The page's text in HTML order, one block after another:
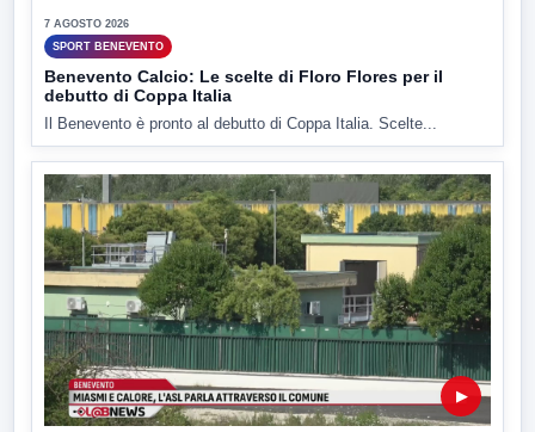
7 AGOSTO 2026
SPORT BENEVENTO
Benevento Calcio: Le scelte di Floro Flores per il
debutto di Coppa Italia
Il Benevento è pronto al debutto di Coppa Italia. Scelte...
▶